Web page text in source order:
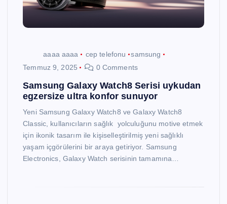
aaaa aaaa cep telefonu
samsung
Temmuz 9, 2025
0 Comments
Samsung Galaxy Watch8 Serisi uykudan
egzersize ultra konfor sunuyor
Yeni Samsung Galaxy Watch8 ve Galaxy Watch8
Classic, kullanıcıların sağlık yolculuğunu motive etmek
için ikonik tasarım ile kişiselleştirilmiş yeni sağlıklı
yaşam içgörülerini bir araya getiriyor. Samsung
Electronics, Galaxy Watch serisinin tamamına…